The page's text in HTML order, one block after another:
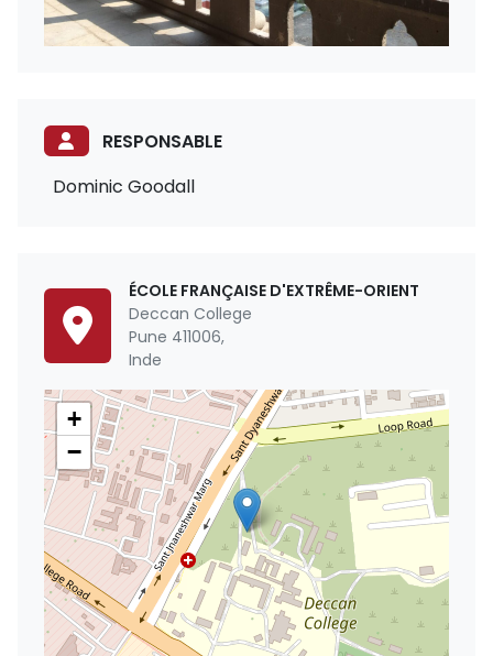
RESPONSABLE
Dominic Goodall
ÉCOLE FRANÇAISE D'EXTRÊME-ORIENT
Deccan College
Pune 411006,
Inde
+
−